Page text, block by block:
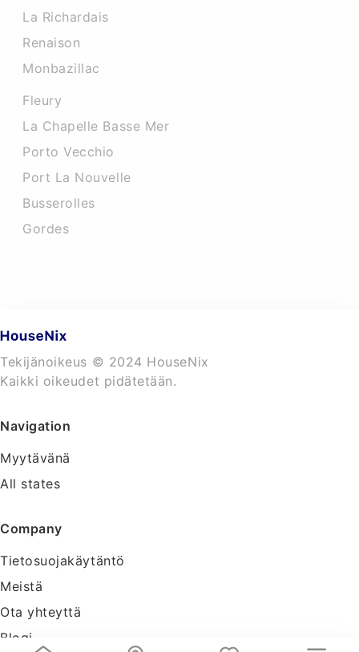
La Richardais
Renaison
Monbazillac
Fleury
La Chapelle Basse Mer
Porto Vecchio
Port La Nouvelle
Busserolles
Gordes
Tekijänoikeus © 2024 HouseNix
Kaikki oikeudet pidätetään.
Navigation
Myytävänä
All states
Company
Tietosuojakäytäntö
Meistä
Ota yhteyttä
Blogi